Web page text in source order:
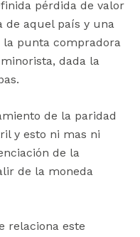
pérdida de valor
de aquel país y una
punta compradora
dada la
de la paridad
y esto ni mas ni
de la
de la moneda
relaciona este